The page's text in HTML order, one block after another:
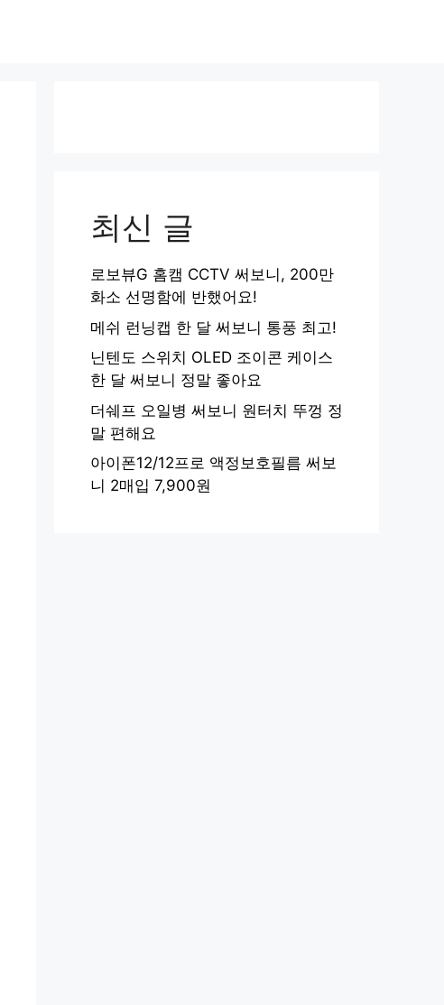
최신 글
로보뷰G 홈캠 CCTV 써보니, 200만
화소 선명함에 반했어요!
메쉬 런닝캡 한 달 써보니 통풍 최고!
닌텐도 스위치 OLED 조이콘 케이스
한 달 써보니 정말 좋아요
더쉐프 오일병 써보니 원터치 뚜껑 정
말 편해요
아이폰12/12프로 액정보호필름 써보
니 2매입 7,900원